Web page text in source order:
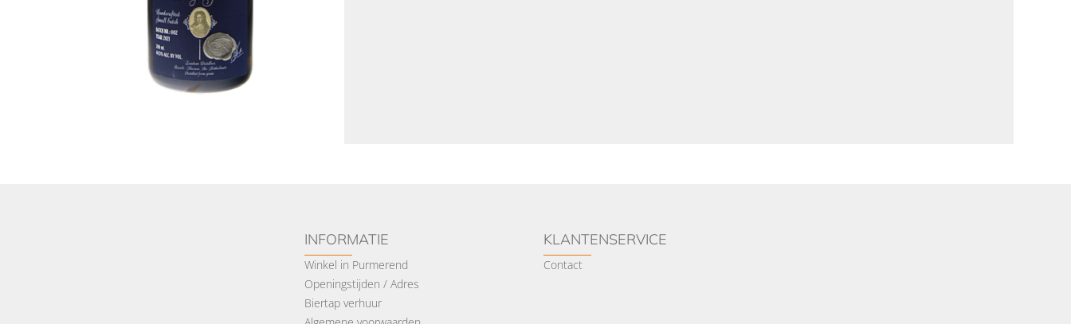
INFORMATIE
Winkel in Purmerend
Openingstijden / Adres
Biertap verhuur
KLANTENSERVICE
Contact